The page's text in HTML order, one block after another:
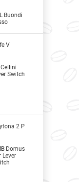
Buondi
V
Switch
2 P
Domus
Lever